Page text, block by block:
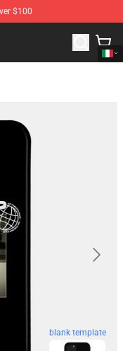
$100
Shop
blank template